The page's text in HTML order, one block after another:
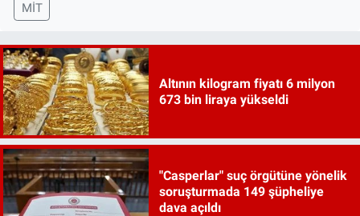
MİT
Altının kilogram fiyatı 6 milyon
673 bin liraya yükseldi
"Casperlar" suç örgütüne yönelik
soruşturmada 149 şüpheliye
dava açıldı